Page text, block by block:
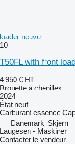
loader neuve
10
T50FL with front
4 950 € HT
Brouette à chenilles
2024
État neuf
Carburant essence
Danemark, Skjern
Laugesen - Maskiner
Contacter le vendeur